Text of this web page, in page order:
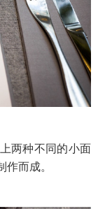
两种不同的小面
而成。